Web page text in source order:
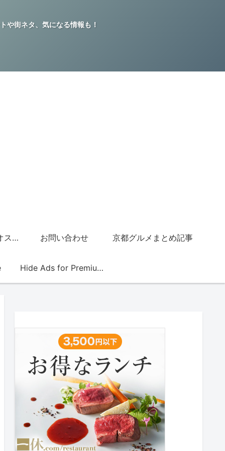
や街ネタ、気になる情報も！
グッチジャパン的オススメ店 お問い合わせ 京都グルメまとめ記事
Hide Ads for Premium Members